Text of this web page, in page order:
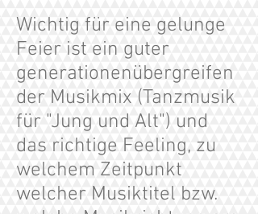
Wichtig für eine gelunge
Feier ist ein guter
generationenübergreifen
der Musikmix (Tanzmusik
für "Jung und Alt") und
das richtige Feeling, zu
welchem Zeitpunkt
welcher Musiktitel bzw.